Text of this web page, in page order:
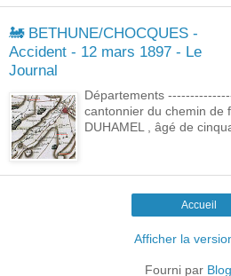
🚂 BETHUNE/CHOCQUES -
Accident - 12 mars 1897 - Le
Journal
Départements
cantonnier du chemin de
DUHAMEL , âgé de
Accueil
Afficher la
Fourni par